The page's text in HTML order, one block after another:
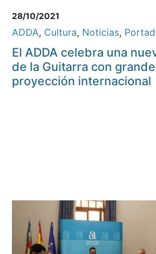
28/10/2021
ADDA, Cultura, Noticias,
El ADDA celebra una
de la Guitarra con
proyección internacional